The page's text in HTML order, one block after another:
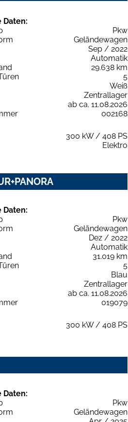
Daten:
Pkw
Geländewagen
Sep / 2022
Automatik
29.638 km
5
Weiß
Zentrallager
ab ca. 11.08.2026
002168
300 kW / 408 PS
Elektro
Daten:
Pkw
Geländewagen
Dez / 2022
Automatik
31.019 km
5
Blau
Zentrallager
ab ca. 11.08.2026
019079
300 kW / 408 PS
Daten:
Pkw
Geländewagen